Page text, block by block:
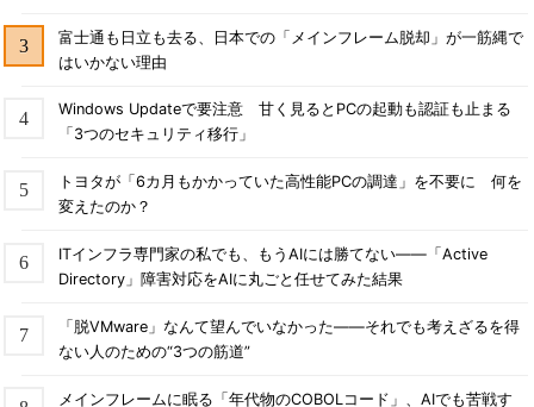
富士通も日立も去る、日本での「メインフレーム脱却」が一筋縄で
はいかない理由
Windows Updateで要注意 甘く見るとPCの起動も認証も止まる
「3つのセキュリティ移行」
トヨタが「6カ月もかかっていた高性能PCの調達」を不要に 何を
変えたのか？
ITインフラ専門家の私でも、もうAIには勝てない――「Active
Directory」障害対応をAIに丸ごと任せてみた結果
「脱VMware」なんて望んでいなかった――それでも考えざるを得
ない人のための“3つの筋道”
メインフレームに眠る「年代物のCOBOLコード」、AIでも苦戦す